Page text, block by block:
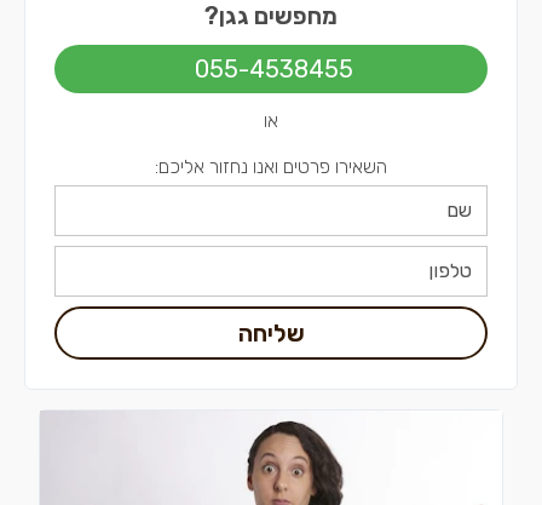
גגות בתל אביב
מחפשים גגן?
055-4538455
או
השאירו פרטים ואנו נחזור אליכם:
שליחה